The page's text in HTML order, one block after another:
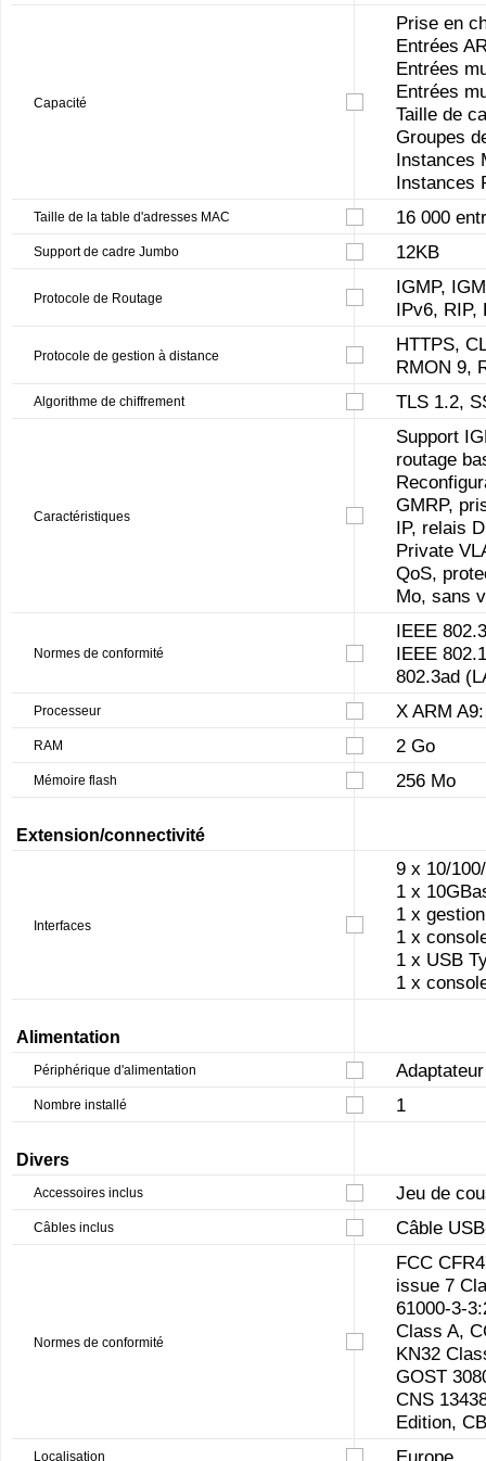
Capacité
Prise en
Entrées
Entrées
Entrées
Taille de
Groupes
Instances
Instances
Taille de la table d'adresses MAC 16 000
Support de cadre Jumbo 12KB
Protocole de Routage
IGMP,
IPv6, RIP,
Protocole de gestion à distance
HTTPS,
RMON 9,
Algorithme de chiffrement TLS 1.2,
Caractéristiques
Support
routage
GMRP,
IP, relais
Private
QoS,
Mo, sans
Normes de conformité
IEEE
IEEE
802.3ad
Processeur X ARM
RAM 2 Go
Mémoire flash 256 Mo
Extension/connectivité
Interfaces
9 x 10/
1 x
1 x
1 x
1 x USB
1 x
Alimentation
Périphérique d'alimentation
Nombre installé 1
Divers
Accessoires inclus Jeu de
Câbles inclus Câble
Normes de conformité
FCC
issue 7
61000-3-
Class A,
KN32
GOST
CNS
Edition,
Localisation Europe